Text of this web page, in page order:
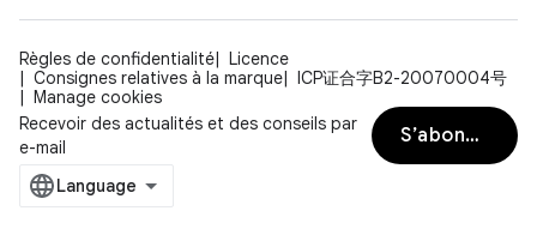
Règles de confidentialité
Licence
Consignes relatives à la marque
ICP证合字B2-20070004号
Manage cookies
Recevoir des actualités et des conseils par
e-mail
S’abonner